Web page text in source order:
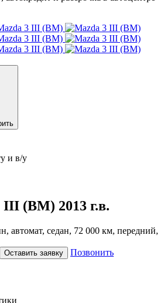
и в/у
III (BM) 2013 г.в.
автомат, седан, 72 000 км, передний,
Оставить заявку
Позвонить